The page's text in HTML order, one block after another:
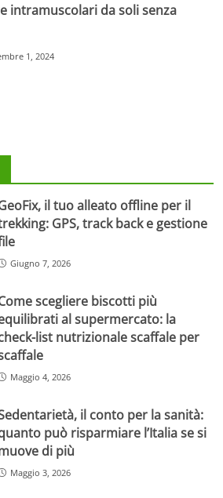
intramuscolari da soli senza
1, 2024
il tuo alleato offline per il
GPS, track back e gestione
Giugno 7, 2026
scegliere biscotti più
al supermercato: la
list nutrizionale scaffale per
Maggio 4, 2026
il conto per la sanità:
può risparmiare l’Italia se si
di più
Maggio 3, 2026